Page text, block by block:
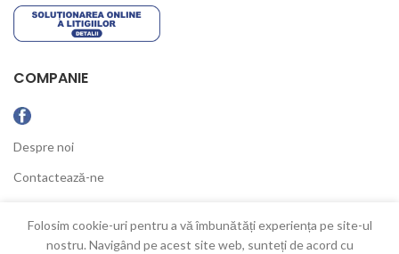
COMPANIE
Despre noi
Contactează-ne
Folosim cookie-uri pentru a vă îmbunătăți experiența pe site-ul
nostru. Navigând pe acest site web, sunteți de acord cu